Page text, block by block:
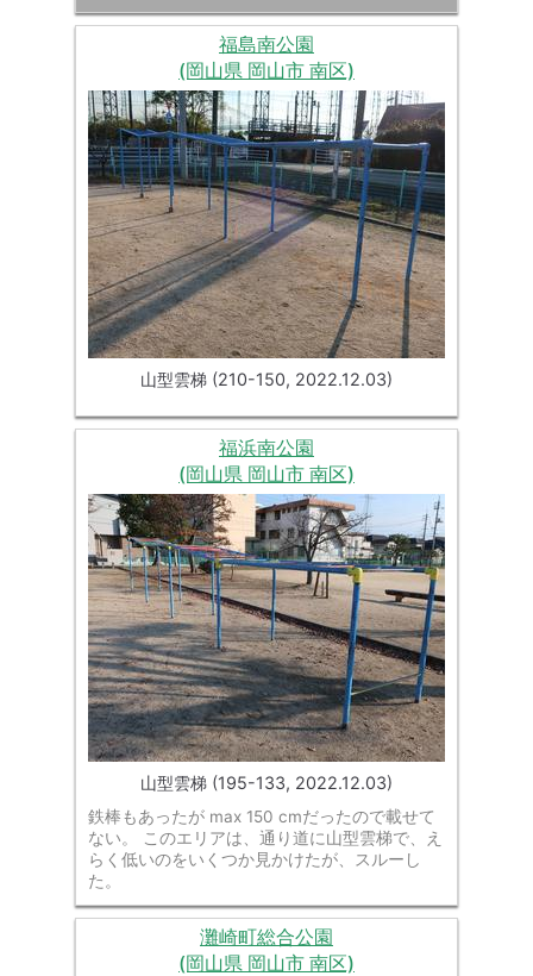
福島南公園
(岡山県 岡山市 南区)
山型雲梯 (210-150, 2022.12.03)
福浜南公園
(岡山県 岡山市 南区)
山型雲梯 (195-133, 2022.12.03)
鉄棒もあったが max 150 cmだったので載せて
ない。 このエリアは、通り道に山型雲梯で、え
らく低いのをいくつか見かけたが、スルーし
た。
灘崎町総合公園
(岡山県 岡山市 南区)